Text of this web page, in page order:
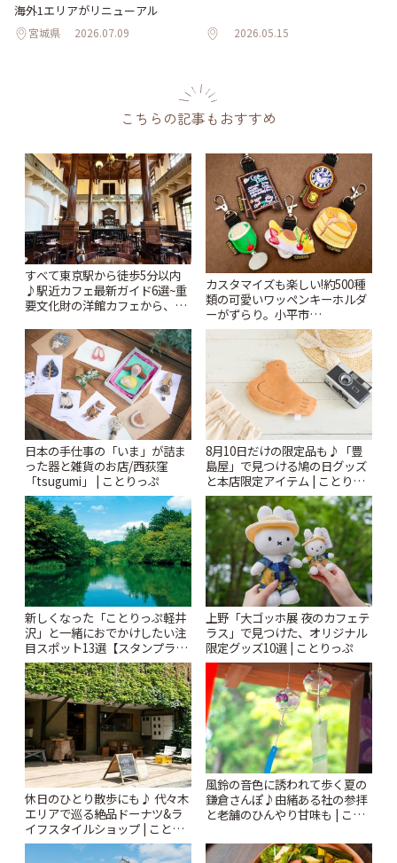
海外1エリアがリニューアル
宮城県 2026.07.09 2026.05.15
こちらの記事もおすすめ
すべて東京駅から徒歩5分以内
♪駅近カフェ最新ガイド6選~重
要文化財の洋館カフェから、改
りっぷ
カスタマイズも楽しい!約500種
類の可愛いワッペンキーホルダ
ーがずらり。小平市
「Kimamaya T&K」 | ことりっ
日本の手仕事の「いま」が詰ま
った器と雑貨のお店/西荻窪
「tsugumi」 | ことりっぷ
8月10日だけの限定品も♪「豊
島屋」で見つける鳩の日グッズ
と本店限定アイテム | ことりっ
ぷ
新しくなった「ことりっぷ軽井
沢」と一緒におでかけしたい注
目スポット13選【スタンプラリ
ー開催中】 | ことりっぷ
上野「大ゴッホ展 夜のカフェテ
ラス」で見つけた、オリジナル
限定グッズ10選 | ことりっぷ
休日のひとり散歩にも♪ 代々木
エリアで巡る絶品ドーナツ&ラ
イフスタイルショップ | ことり
っぷ
風鈴の音色に誘われて歩く夏の
鎌倉さんぽ♪由緒ある社の参拝
と老舗のひんやり甘味も | こと